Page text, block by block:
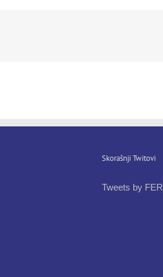
Skorašnji Twitovi
Tweets by